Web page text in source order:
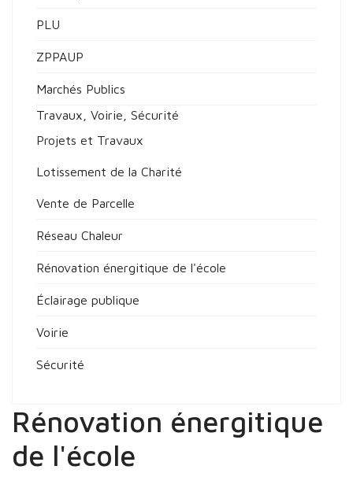
PLU
ZPPAUP
Marchés Publics
Travaux, Voirie, Sécurité
Projets et Travaux
Lotissement de la Charité
Vente de Parcelle
Réseau Chaleur
Rénovation énergitique de l'école
Éclairage publique
Voirie
Sécurité
Rénovation énergitique
de l'école